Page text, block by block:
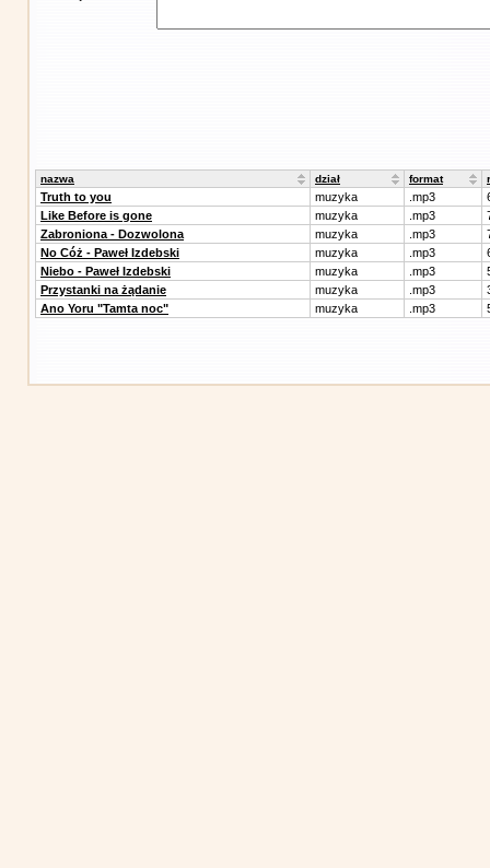
nazwa dział format
Truth to you muzyka .mp3
Like Before is gone
muzyka .mp3
Zabroniona - Dozwolona
muzyka .mp3
No Cóż - Paweł Izdebski
muzyka .mp3
Niebo - Paweł Izdebski
muzyka .mp3
Przystanki na żądanie
muzyka .mp3
Ano Yoru "Tamta noc"
muzyka .mp3